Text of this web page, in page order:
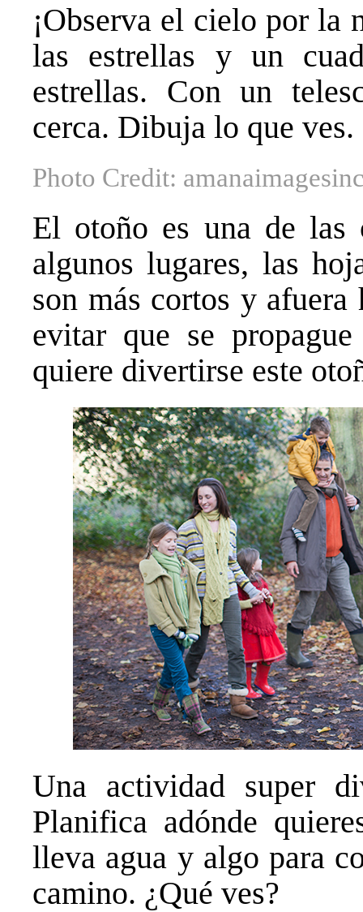
¡Observa el cielo por la
las estrellas y un
estrellas. Con un
cerca. Dibuja lo que ves.
Photo Credit:
El otoño es una de las
algunos lugares, las
son más cortos y
evitar que se
quiere divertirse este
Una actividad super
Planifica adónde
lleva agua y algo para
camino. ¿Qué ves?